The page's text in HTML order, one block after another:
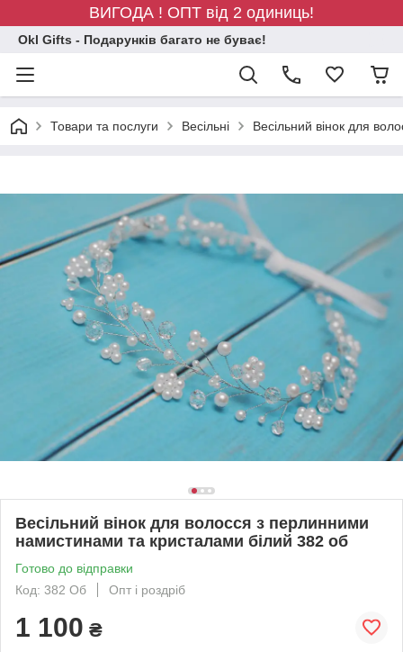
ВИГОДА ! ОПТ від 2 одиниць!
Okl Gifts - Подарунків багато не буває!
Товари та послуги Весільні Весільний вінок для
Весільний вінок для волосся з перлинними
намистинами та кристалами білий 382 об
Готово до відправки
Код: 382 Об
Опт і роздріб
1 100 ₴